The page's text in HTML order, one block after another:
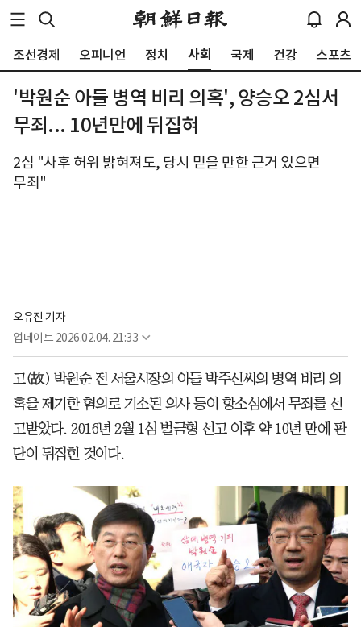
조선경제 오피니언 정치 사회 국제 건강 스포츠
'박원순 아들 병역 비리 의혹', 양승오 2심서
무죄... 10년만에 뒤집혀
2심 "사후 허위 밝혀져도, 당시 믿을 만한 근거 있으면
무죄"
오유진 기자
업데이트 2026.02.04. 21:33
고(故) 박원순 전 서울시장의 아들 박주신씨의 병역 비리 의
혹을 제기한 혐의로 기소된 의사 등이 항소심에서 무죄를 선
고받았다. 2016년 2월 1심 벌금형 선고 이후 약 10년 만에 판
단이 뒤집힌 것이다.